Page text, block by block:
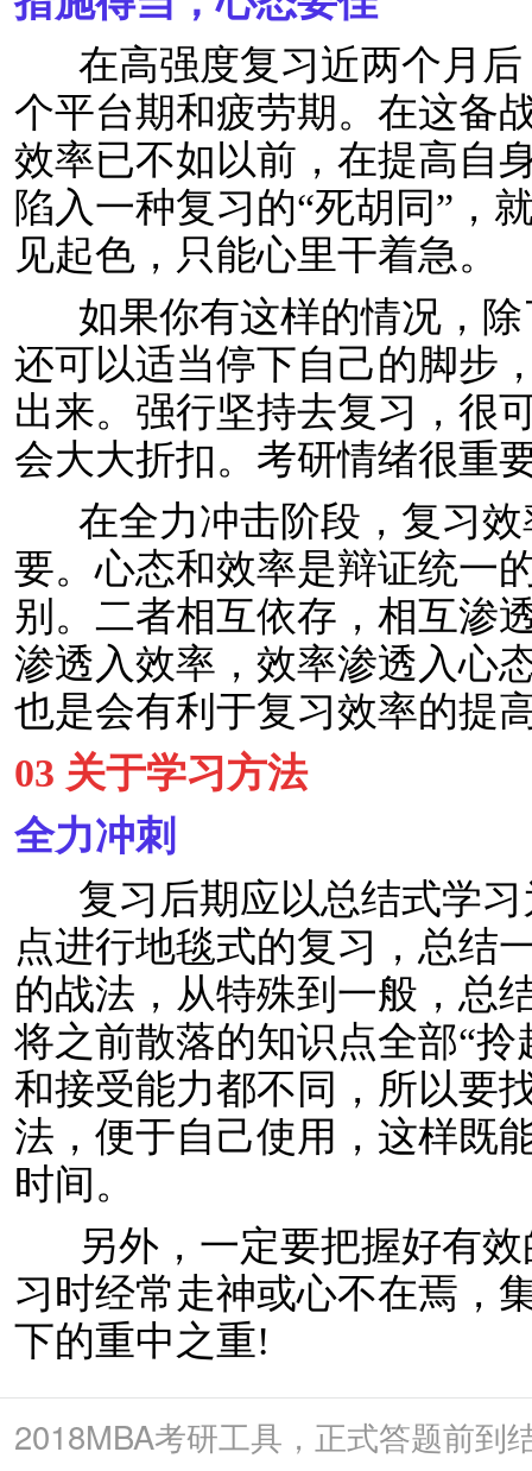
在高强度复习近两个月后
个平台期和疲劳期。在这备
效率已不如以前，在提高自
陷入一种复习的“死胡同”，
见起色，只能心里干着急。
如果你有这样的情况，除
还可以适当停下自己的脚步
出来。强行坚持去复习，很
会大大折扣。考研情绪很重
在全力冲击阶段，复习效
要。心态和效率是辩证统一
别。二者相互依存，相互渗
渗透入效率，效率渗透入心
也是会有利于复习效率的提
03 关于学习方法
全力冲刺
复习后期应以总结式学习
点进行地毯式的复习，总结
的战法，从特殊到一般，总
将之前散落的知识点全部“
和接受能力都不同，所以要
法，便于自己使用，这样既
时间。
另外，一定要把握好有效
习时经常走神或心不在焉，
下的重中之重!
2018MBA考研工具，正式答题前到